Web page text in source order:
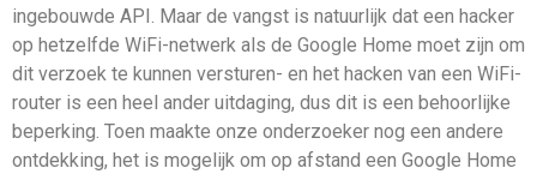
ingebouwde API. Maar de vangst is natuurlijk dat een hacker
op hetzelfde WiFi-netwerk als de Google Home moet zijn om
dit verzoek te kunnen versturen- en het hacken van een WiFi-
router is een heel ander uitdaging, dus dit is een behoorlijke
beperking. Toen maakte onze onderzoeker nog een andere
ontdekking, het is mogelijk om op afstand een Google Home